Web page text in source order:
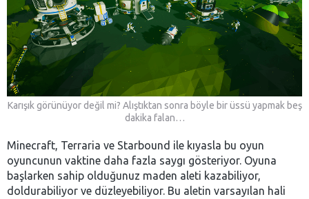
Karışık görünüyor değil mi? Alıştıktan sonra böyle bir üssü yapmak beş
dakika falan…
Minecraft, Terraria ve Starbound ile kıyasla bu oyun
oyuncunun vaktine daha fazla saygı gösteriyor. Oyuna
başlarken sahip olduğunuz maden aleti kazabiliyor,
doldurabiliyor ve düzleyebiliyor. Bu aletin varsayılan hali